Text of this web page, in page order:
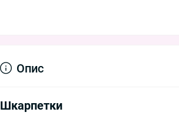
Опис
Шкарпетки